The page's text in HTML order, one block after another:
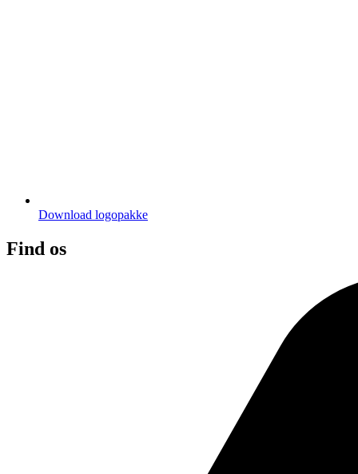
Download logopakke
Find os